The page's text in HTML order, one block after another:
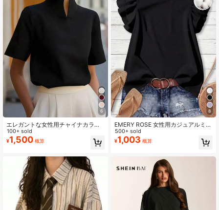
ァッション 20代 30代 40代 通勤 通
学 お出かけ デイリー 楽ちん ゆった
り 異素材 春 秋 チュニック シャツ ブ
ラウス風 プルオーバー ブラック ホ
ワイト 清楚 上品 シンプル 柔らかい
ワンマイルウェア ママコーデ オフィ
スカジュアル
6
エレガントな女性用チャイナカラー
半袖アプリコットブラウス、カジュ
アルな夏休み無地リブニット、学
校、ビーチ、オフィス、ブラック、
100+ sold
¥1,500 概算
お出かけ フレンチガーリー レトロ
クラシック 上品 清楚 シャツ プルオ
ーバー 夏服 夏 涼しい 梨形 華奢見え
細見え シンプル 無地 黒 ブラック コ
ットン風 ボリューム袖 バルーンスリ
ーブ 20代 30代 40代 ワンマイルウ
ェア デイリー 女子会 楽ちん 旅行
8
EMERY ROSE 女性用カジュアルミニ
マリストブラック100%コットンフリ
ルスリーブシャツ、春夏シーズンに
適しています
500+ sold
¥1,003 概算